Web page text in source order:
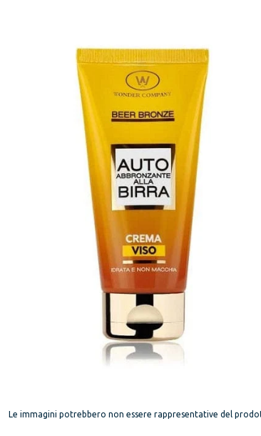
Le immagini potrebbero non essere rappresentative del